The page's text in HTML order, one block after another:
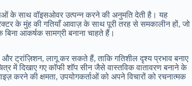
के साथ वॉइसओवर उत्पन्न करने की अनुमति देती है। यह
के मुंह की गतियाँ आवाज़ के साथ पूरी तरह से समकालीन हों, जो
आकर्षक सामग्री बनाना चाहते हैं।
ट्रांज़िशन, लागू कर सकते हैं, ताकि गतिशील दृश्य प्रभाव बनाए
में दिखाए गए कॉफी शॉप सीन जैसे वास्तविक वातावरण बनाने के
करने की क्षमता, उपयोगकर्ताओं को अपने विचारों को रचनात्मक